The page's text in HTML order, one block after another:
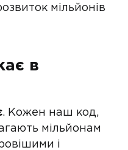
мільйонів
в
. Кожен наш код,
мільйонам
і